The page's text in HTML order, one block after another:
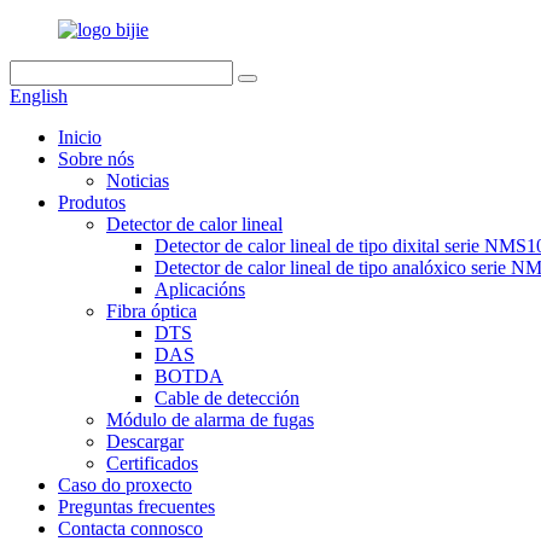
English
Inicio
Sobre nós
Noticias
Produtos
Detector de calor lineal
Detector de calor lineal de tipo dixital serie
Detector de calor lineal de tipo analóxico serie
Aplicacións
Fibra óptica
DTS
DAS
BOTDA
Cable de detección
Módulo de alarma de fugas
Descargar
Certificados
Caso do proxecto
Preguntas frecuentes
Contacta connosco